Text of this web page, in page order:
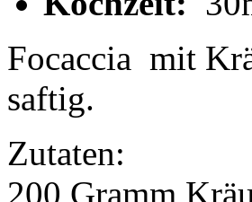
Focaccia mit
saftig.
Zutaten:
200 Gramm